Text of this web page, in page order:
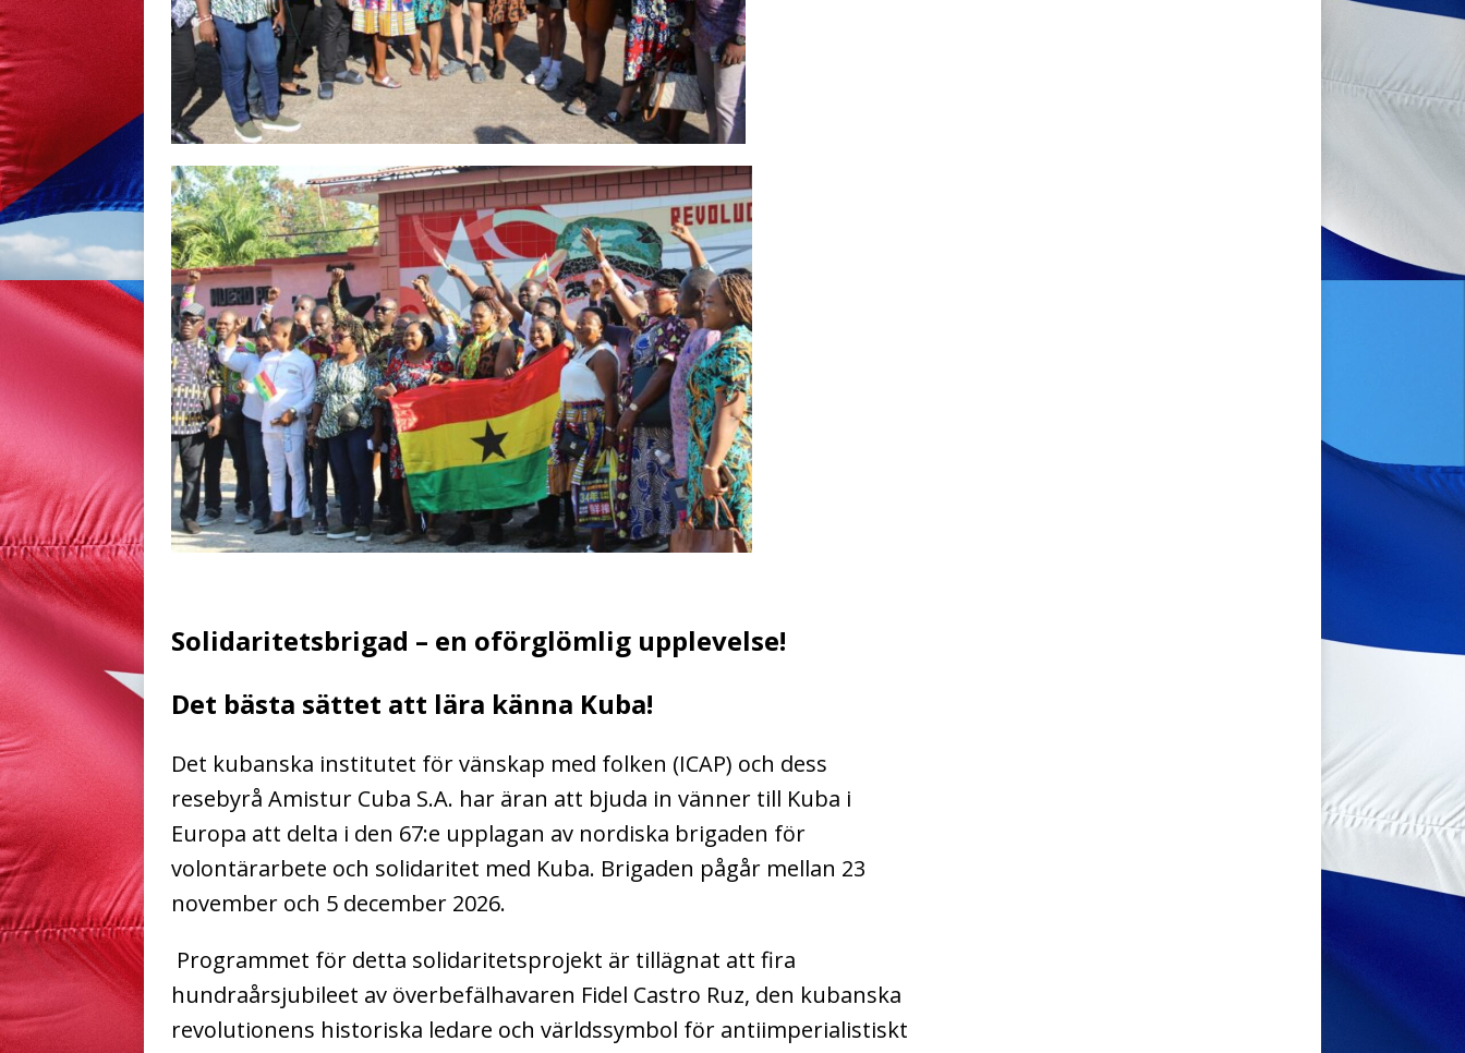
Solidaritetsbrigad – en oförglömlig upplevelse!
Det bästa sättet att lära känna Kuba!
Det kubanska institutet för vänskap med folken (ICAP) och dess
resebyrå Amistur Cuba S.A. har äran att bjuda in vänner till Kuba i
Europa att delta i den 67:e upplagan av nordiska brigaden för
volontärarbete och solidaritet med Kuba. Brigaden pågår mellan 23
november och 5 december 2026.
Programmet för detta solidaritetsprojekt är tillägnat att fira
hundraårsjubileet av överbefälhavaren Fidel Castro Ruz, den kubanska
revolutionens historiska ledare och världssymbol för antiimperialistiskt